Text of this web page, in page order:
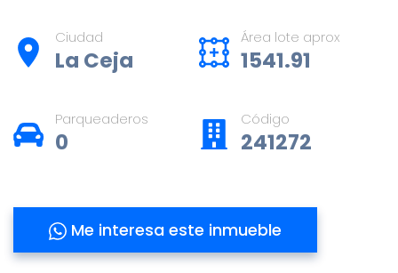
Ciudad
La Ceja
Área lote aprox
1541.91
Parqueaderos
0
Código
241272
Me interesa este inmueble